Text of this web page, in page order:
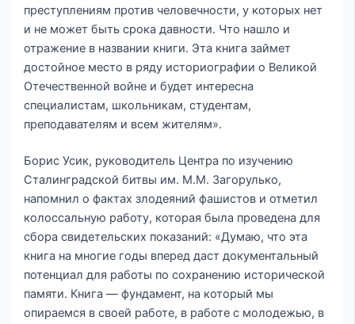
преступлениям против человечности, у которых нет
и не может быть срока давности. Что нашло и
отражение в названии книги. Эта книга займет
достойное место в ряду историографии о Великой
Отечественной войне и будет интересна
специалистам, школьникам, студентам,
преподавателям и всем жителям».
Борис Усик, руководитель Центра по изучению
Сталинградской битвы им. М.М. Загорулько,
напомнил о фактах злодеяний фашистов и отметил
колоссальную работу, которая была проведена для
сбора свидетельских показаний: «Думаю, что эта
книга на многие годы вперед даст документальный
потенциал для работы по сохранению исторической
памяти. Книга — фундамент, на который мы
опираемся в своей работе, в работе с молодежью, в